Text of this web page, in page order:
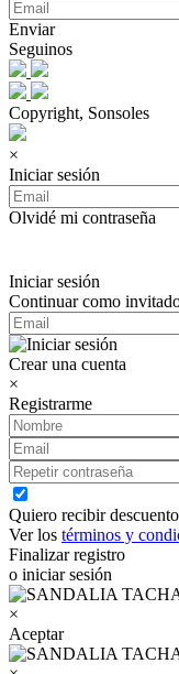
Enviar
Seguinos
Copyright, Sonsoles
×
Iniciar sesión
Olvidé mi contraseña
Iniciar sesión
Continuar como
Crear una cuenta
×
Registrarme
Quiero recibir
Ver los términos y
Finalizar registro
o iniciar sesión
×
Aceptar